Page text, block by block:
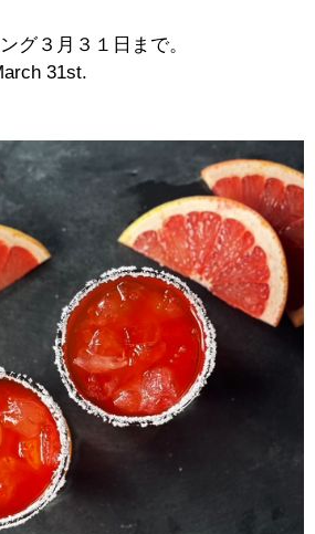
グ３月３１日まで。
31st.